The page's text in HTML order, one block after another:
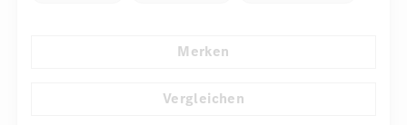
Automatisch abblendende Innen- und Außenspiegel
Merken
Vergleichen